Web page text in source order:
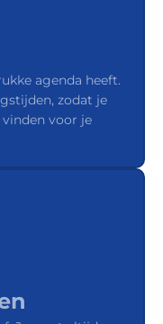
agenda heeft.
zodat je
voor je